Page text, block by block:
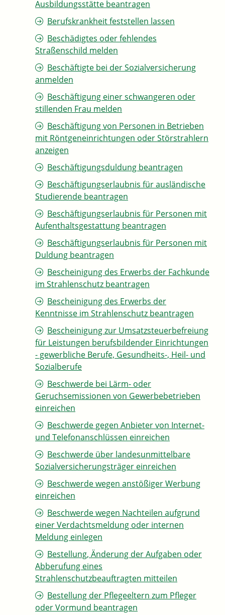
Ausbildungsstätte beantragen
Berufskrankheit feststellen lassen
Beschädigtes oder fehlendes
Straßenschild melden
Beschäftigte bei der Sozialversicherung
anmelden
Beschäftigung einer schwangeren oder
stillenden Frau melden
Beschäftigung von Personen in Betrieben
mit Röntgeneinrichtungen oder Störstrahlern
anzeigen
Beschäftigungsduldung beantragen
Beschäftigungserlaubnis für ausländische
Studierende beantragen
Beschäftigungserlaubnis für Personen mit
Aufenthaltsgestattung beantragen
Beschäftigungserlaubnis für Personen mit
Duldung beantragen
Bescheinigung des Erwerbs der Fachkunde
im Strahlenschutz beantragen
Bescheinigung des Erwerbs der
Kenntnisse im Strahlenschutz beantragen
Bescheinigung zur Umsatzsteuerbefreiung
für Leistungen berufsbildender Einrichtungen
- gewerbliche Berufe, Gesundheits-, Heil- und
Sozialberufe
Beschwerde bei Lärm- oder
Geruchsemissionen von Gewerbebetrieben
einreichen
Beschwerde gegen Anbieter von Internet-
und Telefonanschlüssen einreichen
Beschwerde über landesunmittelbare
Sozialversicherungsträger einreichen
Beschwerde wegen anstößiger Werbung
einreichen
Beschwerde wegen Nachteilen aufgrund
einer Verdachtsmeldung oder internen
Meldung einlegen
Bestellung, Änderung der Aufgaben oder
Abberufung eines
Strahlenschutzbeauftragten mitteilen
Bestellung der Pflegeeltern zum Pfleger
oder Vormund beantragen